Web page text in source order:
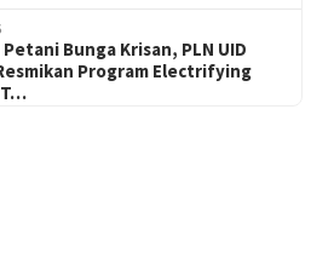
Bunga Krisan, PLN UID
Program Electrifying